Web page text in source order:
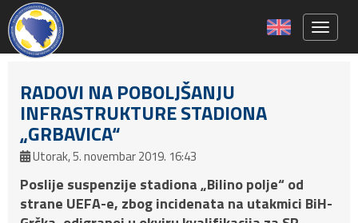
RADOVI NA POBOLJŠANJU
INFRASTRUKTURE STADIONA
„GRBAVICA“
Utorak, 5. novembar 2019. 16:43
Poslije suspenzije stadiona „Bilino polje“ od
strane UEFA-e, zbog incidenata na utakmici BiH-